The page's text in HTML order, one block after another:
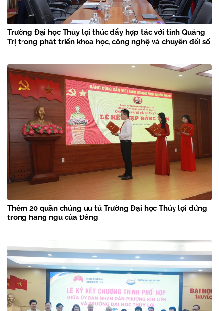
Trường Đại học Thủy lợi thúc đẩy hợp tác với tỉnh Quảng
Trị trong phát triển khoa học, công nghệ và chuyển đổi số
Thêm 20 quần chúng ưu tú Trường Đại học Thủy lợi đứng
trong hàng ngũ của Đảng